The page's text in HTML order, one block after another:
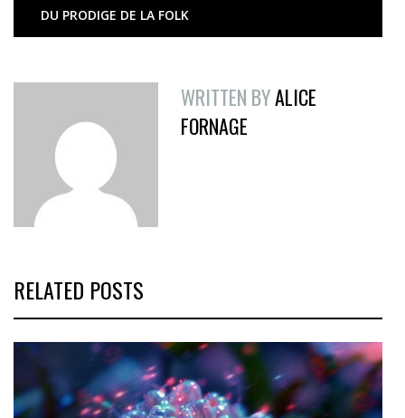
DU PRODIGE DE LA FOLK
WRITTEN BYALICE
FORNAGE
RELATED POSTS